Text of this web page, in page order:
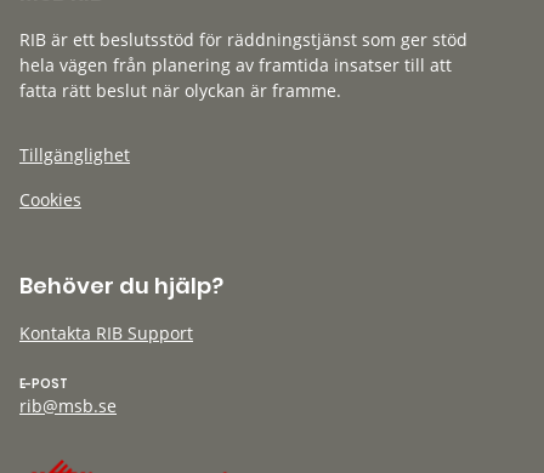
RIB är ett beslutsstöd för räddningstjänst som ger stöd
hela vägen från planering av framtida insatser till att
fatta rätt beslut när olyckan är framme.
Tillgänglighet
Cookies
Behöver du hjälp?
Kontakta RIB Support
E-POST
rib@msb.se